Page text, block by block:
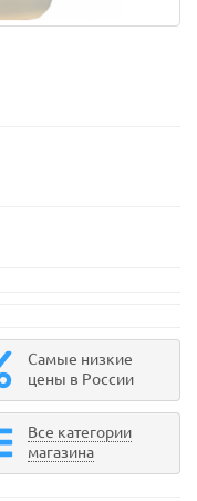
Самые низкие
цены в России
Все категории
магазина